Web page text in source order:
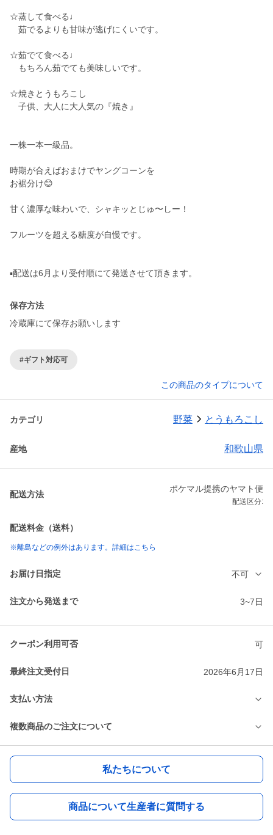
☆蒸して食べる♩
茹でるよりも甘味が逃げにくいです。
☆茹でて食べる♩
もちろん茹でても美味しいです。
☆焼きとうもろこし
子供、大人に大人気の『焼き』
一株一本一級品。
時期が合えばおまけでヤングコーンを
お裾分け😊
甘く濃厚な味わいで、シャキッとじゅ〜しー！
フルーツを超える糖度が自慢です。
保存方法
冷蔵庫にて保存お願いします
#ギフト対応可
この商品のタイプについて
カテゴリ 野菜 とうもろこし
産地 和歌山県
配送方法
ポケマル提携のヤマト便
配送区分:
配送料金（送料）
※離島などの例外はあります。詳細はこちら
お届け日指定 不可
注文から発送まで 3~7日
クーポン利用可否 可
最終注文受付日 2026年6月17日
支払い方法
複数商品のご注文について
私たちについて
商品について生産者に質問する